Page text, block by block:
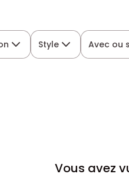
Style Avec ou
Vous avez